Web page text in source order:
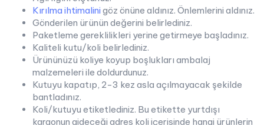
Kırılma ihtimalini göz önüne aldınız. Önlemlerini aldınız.
Gönderilen ürünün değerini belirlediniz.
Paketleme gereklilikleri yerine getirmeye başladınız.
Kaliteli kutu/koli belirlediniz.
Ürününüzü koliye koyup boşlukları ambalaj
malzemeleri ile doldurdunuz.
Kutuyu kapatıp, 2-3 kez asla açılmayacak şekilde
bantladınız.
Koli/kutuyu etiketlediniz. Bu etikette yurtdışı
kargonun gideceği adres koli içerisinde hangi ürünlerin